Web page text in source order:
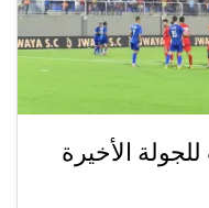
الأخيرة